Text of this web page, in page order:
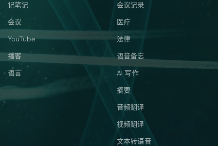
记笔记
会议
YouTube
播客
语言
会议记录
医疗
法律
语音备忘
AI 写作
摘要
音频翻译
视频翻译
文本转语音